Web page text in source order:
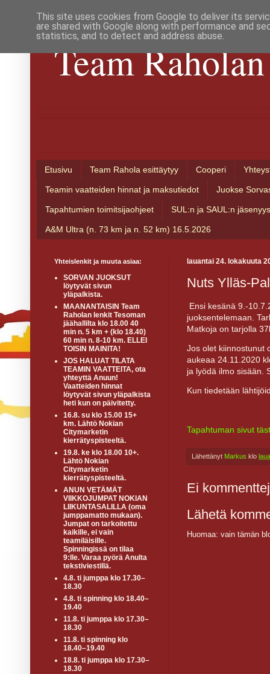
Team
Etusivu Team Rahola esittäytyy Cooperi
Teamin vaatteiden hinnat ja maksutiedot Juokse
Tapahtumien toimitsijaohjeet SUL:n ja SAUL:n jäsenyys
A&M Ultra (n. 73 km ja n. 52 km) 16.5.2026
lauantai 24. lokakuuta
Nuts Ylläs-
Ensi kesänä 9.-
juoksentelemaan.
Matkoja on tarjolla
Jos olet kiinnostunut
aukeaa 24.11.2020
ja lyödä ilmo sisään.
Kun tiedetään
Tapahtuman sivut
Lähettänyt Markus klo
Ei
Lähetä
Huomaa: vain tämän
Yhteislenkit ja muuta asiaa:
SORVAN JUOKSUT
löytyvät sivun
yläpalkista.
MAANANTAISIN Team
Raholan lenkit Tesoman
jäähallilta klo 18.00 40
min n. 5 km + (klo 18.40)
60 min n. 8-10 km. ELLEI
TOISIN MAINITA!
JOS HALUAT TILATA
TEAMIN VAATTEITA, ota
yhteyttä Anuun!
Vaatteiden hinnat
löytyvät sivun yläpalkista
heti kun on päivitetty.
16.8. su klo 15.00 15+
km. Lähtö Nokian
Citymarketin
kierrätyspisteeltä.
19.8. ke klo 18.00 10+.
Lähtö Nokian
Citymarketin
kierrätyspisteeltä.
ANUN VETÄMÄT
VIIKKOJUMPAT NOKIAN
LIIKUNTASALILLA (oma
jumppamatto mukaan).
Jumpat on tarkoitettu
kaikille, ei vain
teamiläisille.
Spinningissä on tilaa
9:lle. Varaa pyörä Anulta
tekstiviestillä.
4.8. ti jumppa klo 17.30–
18.30
4.8. ti spinning klo 18.40–
19.40
11.8. ti jumppa klo 17.30–
18.30
11.8. ti spinning klo
18.40–19.40
18.8. ti jumppa klo 17.30–
18.30
This site uses cookies from Google to deliver its
are shared with Google along with performance and
statistics, and to detect and address abuse.